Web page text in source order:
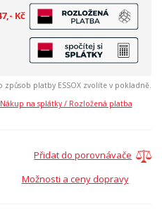
Kč
způsob platby ESSOX zvolíte v pokladně.
Nákup na splátky / Rozložená platba
Přidat do porovnávače
Možnosti a ceny dopravy